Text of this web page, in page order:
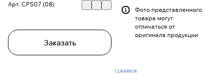
Арт. CPS07 (08)
Заказать
Фото представленного
товара могут
отличаться от
оригинала продукции